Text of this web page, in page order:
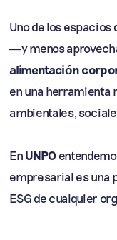
Uno de los espacios
—y menos
alimentación
en una
ambientales,
En UNPO
empresarial es una
ESG de cualquier